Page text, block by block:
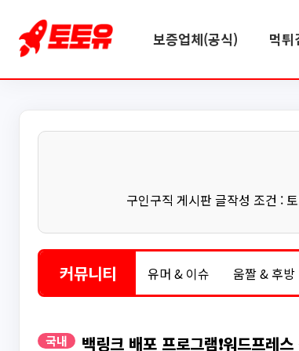
보증업체(공식) 먹
구인구직 게시판 글작성 조건 :
커뮤니티 유머 & 이슈 움짤 & 후방
국내 백링크 배포 프로그램❗워드프레